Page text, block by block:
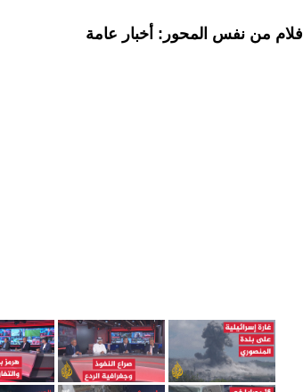
افلام من نفس المحور: أخبار عامة